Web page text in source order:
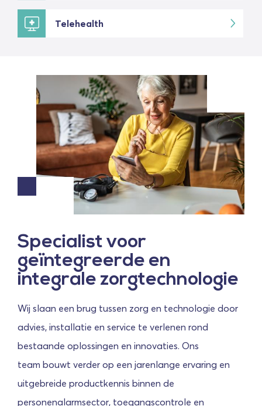
Telehealth
Specialist voor
geïntegreerde en
integrale zorgtechnologie
Wij slaan een brug tussen zorg en technologie door
advies, installatie en service te verlenen rond
bestaande oplossingen en innovaties. Ons
team bouwt verder op een jarenlange ervaring en
uitgebreide productkennis binnen de
personenalarmsector, toegangscontrole en